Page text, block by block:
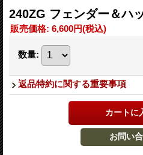
240ZG フェンダー＆
販売価格: 6,600円(税込)
数量:
返品特約に関する重要事項